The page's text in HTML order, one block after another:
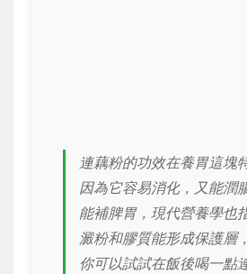
連藕粉的功效在養胃這塊
因為它容易消化，又能潤
能補脾胃，現代營養學也
澱粉和膠質能形成保護層
你可以試試在飯後喝一點